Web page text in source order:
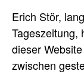
Erich Stör,
Tageszeitung,
dieser
zwischen